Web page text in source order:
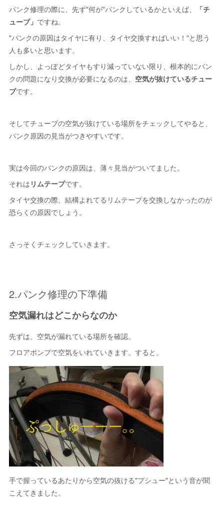
パンク修理の際に、先ず"何が"パンクしているかといえば、
「チ
ューブ」 ですね。
"パンクの原因はタイヤに有り、タイヤ交換すればいい！"と思う
人も多いと思います。
しかし、よっぽどタイヤもすり減っていない限り、根本的にパン
クの問題になり交換が必要になるのは、 空気が抜けているチュー
ブです。
そしてチューブの空気が抜けている場所をチェックしてやると、
パンク原因の見当がつきやすいです。
実は今回のパンクの原因は、薄々見当がついてました。
それは リムテープです。
タイヤ交換の際、結構よれてるリムテープを交換しなかったのが
恐らくの原因でしょう。
さっそくチェックしていきます。
2.パンク修理の下準備
空気漏れはどこからなのか
先ずは、空気が漏れている場所を確認。
フロアポンプで空気をいれていきます。すると。
手で握っているあたりから空気の抜ける"プシュー"という音が聞
こえてきました。